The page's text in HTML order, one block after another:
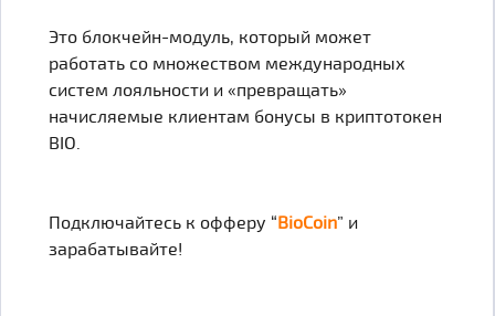
Это блокчейн-модуль, который может
работать со множеством международных
систем лояльности и «превращать»
начисляемые клиентам бонусы в криптотокен
BIO.
Подключайтесь к офферу “BioСoin” и
зарабатывайте!